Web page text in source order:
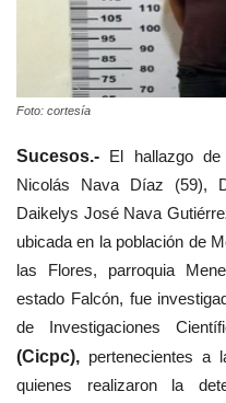
Foto: cortesía
Sucesos.- El hallazgo
Nicolás Nava Díaz (59),
Daikelys José Nava
ubicada en la población de
las Flores, parroquia
estado Falcón, fue
de Investigaciones
(Cicpc), pertenecientes a
quienes realizaron la